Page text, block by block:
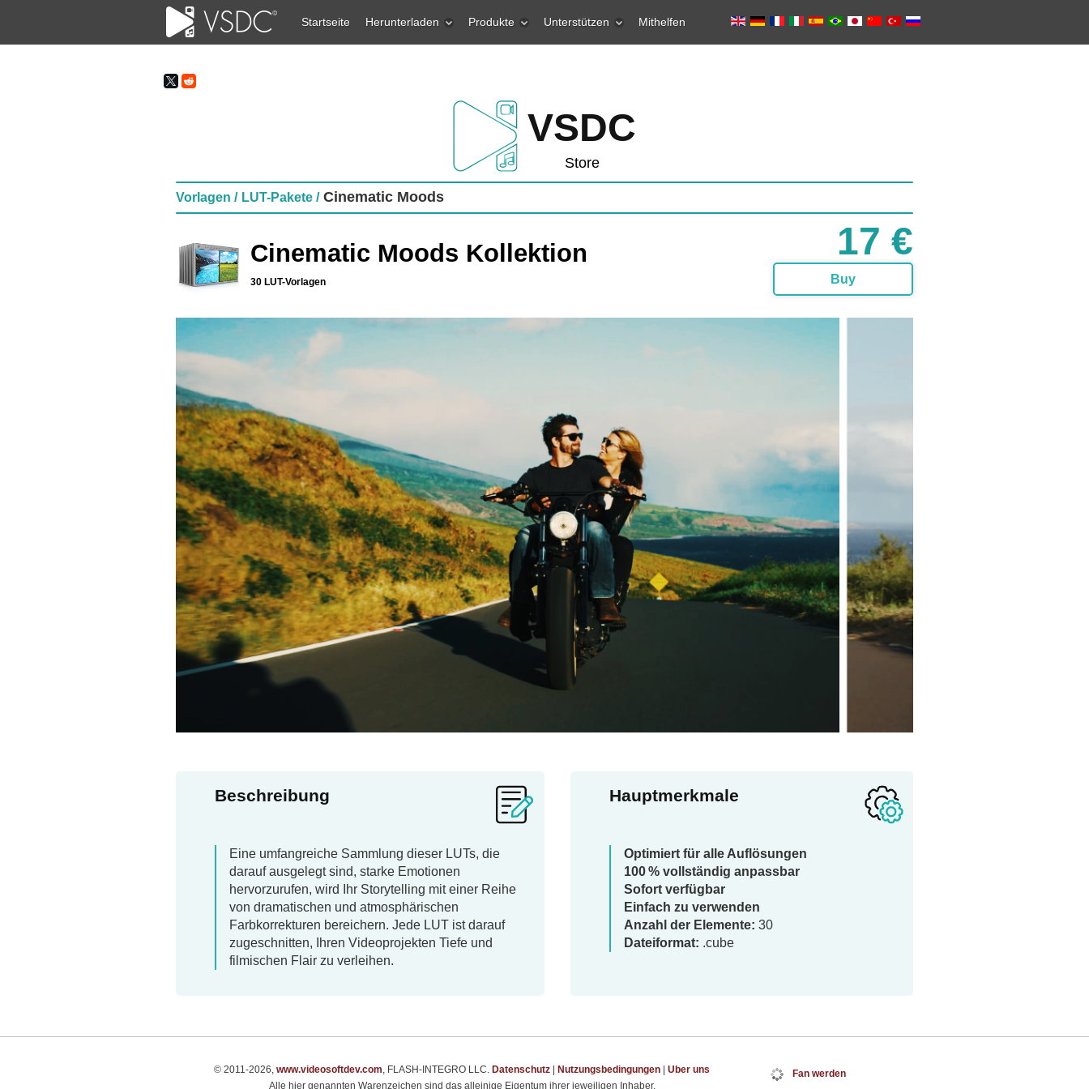
Startseite Herunterladen Produkte Unterstützen Mithelfen
VSDC
Store
Vorlagen / LUT-Pakete /Cinematic Moods
Cinematic Moods Kollektion
30 LUT-Vorlagen
17 €
Buy
Beschreibung
Eine umfangreiche Sammlung dieser LUTs, die
darauf ausgelegt sind, starke Emotionen
hervorzurufen, wird Ihr Storytelling mit einer Reihe
von dramatischen und atmosphärischen
Farbkorrekturen bereichern. Jede LUT ist darauf
zugeschnitten, Ihren Videoprojekten Tiefe und
filmischen Flair zu verleihen.
Hauptmerkmale
Optimiert für alle Auflösungen
100 % vollständig anpassbar
Sofort verfügbar
Einfach zu verwenden
Anzahl der Elemente: 30
Dateiformat: .cube
Fan werden
© 2011-2026, www.videosoftdev.com, FLASH-INTEGRO LLC. Datenschutz Nutzungsbedingungen
Uber uns
Alle hier genannten Warenzeichen sind das alleinige Eigentum ihrer jeweiligen Inhaber.